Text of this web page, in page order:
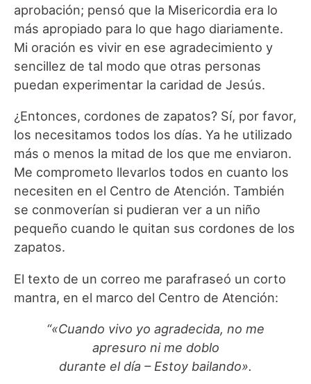
aprobación; pensó que la Misericordia era lo
más apropiado para lo que hago diariamente.
Mi oración es vivir en ese agradecimiento y
sencillez de tal modo que otras personas
puedan experimentar la caridad de Jesús.
¿Entonces, cordones de zapatos? Sí, por favor,
los necesitamos todos los días. Ya he utilizado
más o menos la mitad de los que me enviaron.
Me comprometo llevarlos todos en cuanto los
necesiten en el Centro de Atención. También
se conmoverían si pudieran ver a un niño
pequeño cuando le quitan sus cordones de los
zapatos.
El texto de un correo me parafraseó un corto
mantra, en el marco del Centro de Atención:
“«Cuando vivo yo agradecida, no me
apresuro ni me doblo
durante el día – Estoy bailando».